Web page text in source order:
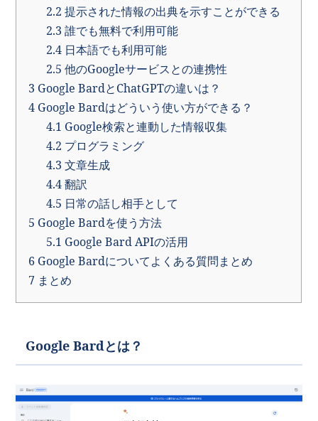
2.2 提示された情報の出典を示すことができる
2.3 誰でも無料で利用可能
2.4日本語でも利用可能
2.5 他のGoogleサービスとの連携性
3 Google BardとChatGPTの違いは？
4 Google Bardはどういう使い方ができる？
4.1 Google検索と連動した情報収集
4.2 プログラミング
4.3 文章生成
4.4翻訳
4.5 日常の話し相手として
5 Google Bardを使う方法
5.1 Google Bard APIの活用
6 Google Bardについてよくある質問まとめ
7 まとめ
Google Bardとは？